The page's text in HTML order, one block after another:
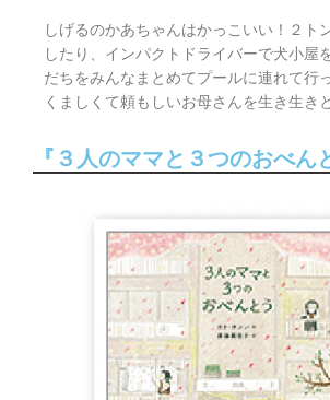
しげるのかあちゃんはかっこいい！２ト
したり、インパクトドライバーで犬小屋
だちをみんなまとめてプールに連れて行
くましくて頼もしいお母さんを生き生き
『３人のママと３つのおべん